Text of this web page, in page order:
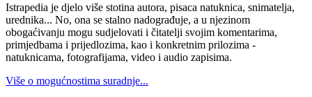
Istrapedia je djelo više stotina autora, pisaca natuknica, snimatelja,
urednika... No, ona se stalno nadograđuje, a u njezinom
obogaćivanju mogu sudjelovati i čitatelji svojim komentarima,
primjedbama i prijedlozima, kao i konkretnim prilozima -
natuknicama, fotografijama, video i audio zapisima.
Više o mogućnostima suradnje...